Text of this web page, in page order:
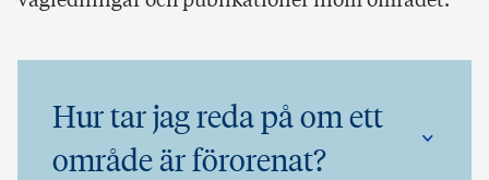
Hur tar jag reda på om ett
område är förorenat?